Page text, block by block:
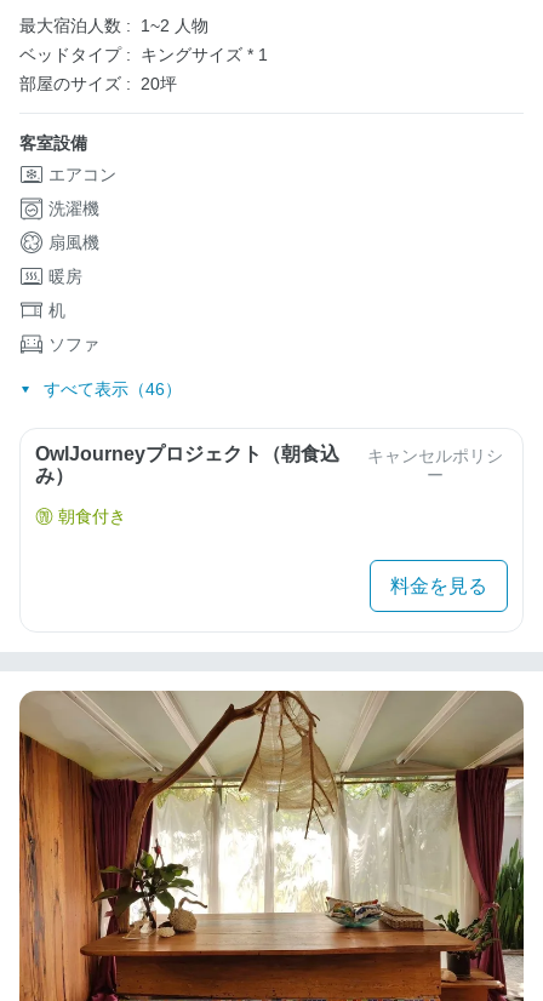
最大宿泊人数 :
1~2 人物
ベッドタイプ :
キングサイズ * 1
部屋のサイズ : 20坪
客室設備
エアコン
洗濯機
扇風機
暖房
机
ソファ
すべて表示（46）
OwlJourneyプロジェクト（朝食込
み）
キャンセルポリシ
ー
朝食付き
料金を見る